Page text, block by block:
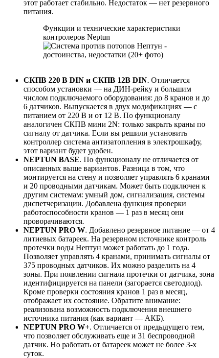
этот работает стабильно. Недостаток — нет резервного
питания.
Функции и технические характеристики
контролеров Neptun
СКПВ 220 В DIN и СКПВ 12В DIN. Отличается
способом установки — на ДИН-рейку и большим
числом подключаемого оборудования: до 8 кранов и до
6 датчиков. Выпускается в двух модификациях — с
питанием от 220 В и от 12 В. По функционалу
аналогичен СКПВ мини 2N: только закрыть краны по
сигналу от датчика. Если вы решили установить
контроллер система антизатопления в электрошкафу,
этот вариант будет удобен.
NEPTUN BASE. По функционалу не отличается от
описанных выше вариантов. Разница в том, что
монтируется на стену и позволяет управлять 6 кранами
и 20 проводными датчикам. Может быть подключен к
другим системам: умный дом, сигнализация, системы
диспетчеризации. Добавлена функция проверки
работоспособности кранов — 1 раз в месяц они
проворачиваются.
NEPTUN PRO W. Добавлено резервное питание — от 4
литиевых батареек. На резервном источнике контроль
протечки воды Нептун может работать до 1 года.
Позволяет управлять 4 кранами, принимать сигналы от
375 проводных датчиков. Их можно разделить на 4
зоны. При появлении сигнала протечки от датчика, зона
идентифицируется на панели (загорается светодиод).
Кроме проверки состояния кранов 1 раз в месяц,
отображает их состояние. Обратите внимание:
реализована возможность подключения внешнего
источника питания (как вариант — АКБ).
NEPTUN PRO W+. Отличается от предыдущего тем,
что позволяет обслуживать еще и 31 беспроводной
датчик. Но работать от батареек может не более 3-х
суток.